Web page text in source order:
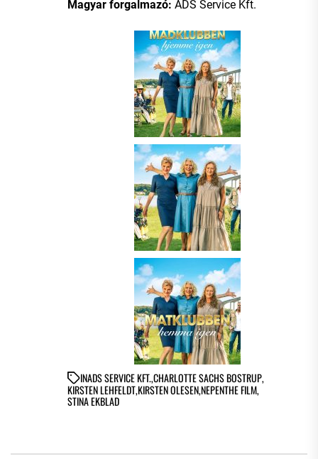
Magyar forgalmazó: ADS Service Kft.
INADS SERVICE KFT.,CHARLOTTE SACHS BOSTRUP,
KIRSTEN LEHFELDT,KIRSTEN OLESEN,NEPENTHE FILM,
STINA EKBLAD